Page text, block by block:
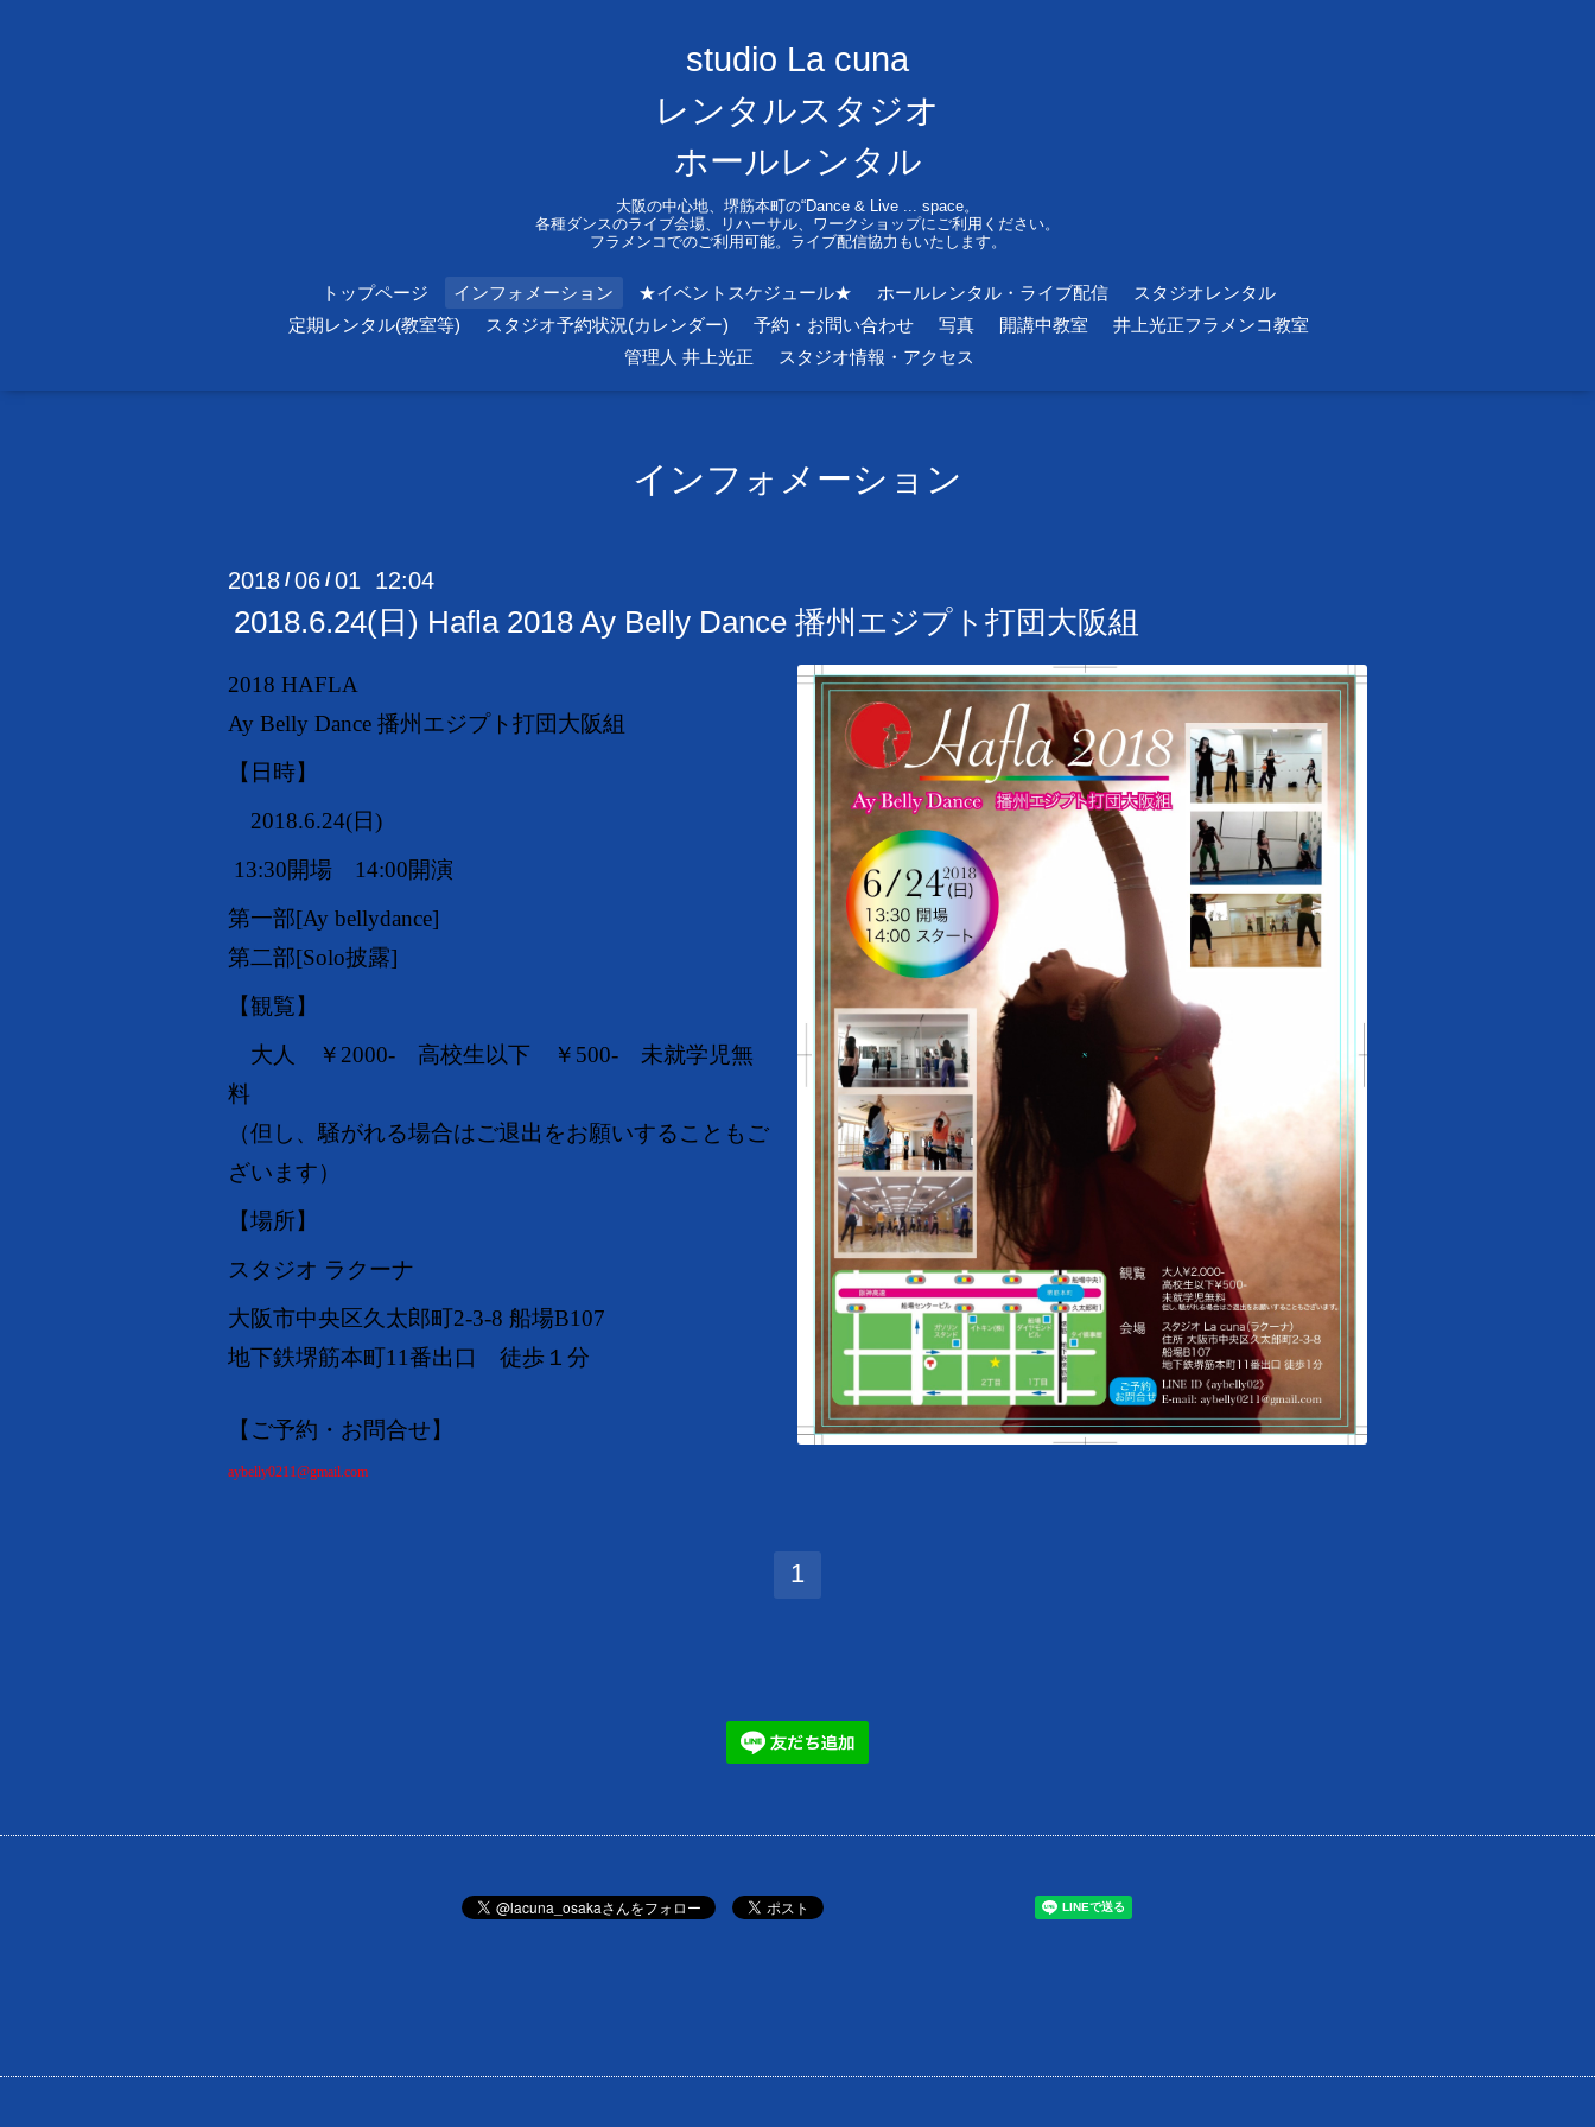
studio La cuna
レンタルスタジオ
ホールレンタル
大阪の中心地、堺筋本町の“Dance & Live ... space。
各種ダンスのライブ会場、リハーサル、ワークショップにご利用ください。
フラメンコでのご利用可能。ライブ配信協力もいたします。
トップページ インフォメーション ★イベントスケジュール★ ホールレンタル・ライブ配信
スタジオレンタル
定期レンタル(教室等)
スタジオ予約状況(カレンダー) 予約・お問い合わせ 写真 開講中教室
井上光正フラメンコ教室
管理人 井上光正
スタジオ情報・アクセス
インフォメーション
2018 /06 /01 12:04
2018.6.24(日) Hafla 2018 Ay Belly Dance 播州エジプト打団大阪組
2018 HAFLA
Ay Belly Dance 播州エジプト打団大阪組
【日時】
2018.6.24(日)
13:30開場 14:00開演
第一部[Ay bellydance]
第二部[Solo披露]
【観覧】
大人 ￥2000- 高校生以下 ￥500- 未就学児無
料
（但し、騒がれる場合はご退出をお願いすることもご
ざいます）
【場所】
スタジオ ラクーナ
大阪市中央区久太郎町2-3-8 船場B107
地下鉄堺筋本町11番出口 徒歩１分
【ご予約・お問合せ】
aybelly0211@gmail.com
1